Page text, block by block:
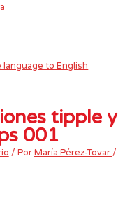
tipple y
001
/ PorMaría Pérez-Tovar/